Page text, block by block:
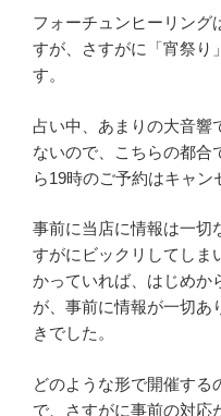
フォーチュンヒーリング
すが、さすがに「宵祭り
す。
占い中、あまりの大音響
ないので、こちらの都合
ら19時のご予約はキャン
事前に当店に情報は一切
すがにビックリしてしま
かっていれば、はじめか
が、事前に情報が一切あ
きでした。
どのような形で開催する
で、さすがに事前の対応